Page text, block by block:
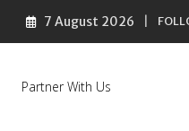
7 August 2026
Partner With Us